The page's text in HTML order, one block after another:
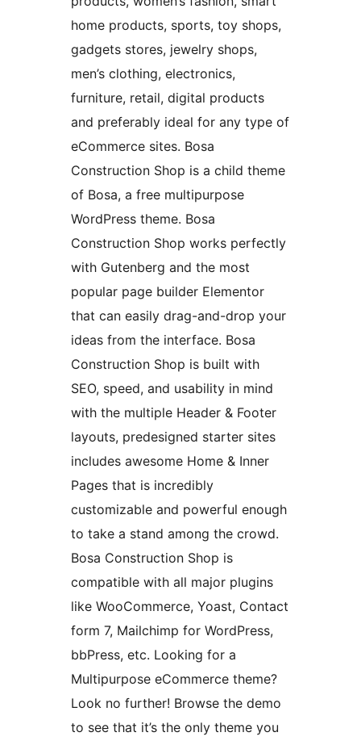
home products, sports, toy shops,
gadgets stores, jewelry shops,
men’s clothing, electronics,
furniture, retail, digital products
and preferably ideal for any type of
eCommerce sites. Bosa
Construction Shop is a child theme
of Bosa, a free multipurpose
WordPress theme. Bosa
Construction Shop works perfectly
with Gutenberg and the most
popular page builder Elementor
that can easily drag-and-drop your
ideas from the interface. Bosa
Construction Shop is built with
SEO, speed, and usability in mind
with the multiple Header & Footer
layouts, predesigned starter sites
includes awesome Home & Inner
Pages that is incredibly
customizable and powerful enough
to take a stand among the crowd.
Bosa Construction Shop is
compatible with all major plugins
like WooCommerce, Yoast, Contact
form 7, Mailchimp for WordPress,
bbPress, etc. Looking for a
Multipurpose eCommerce theme?
Look no further! Browse the demo
to see that it’s the only theme you